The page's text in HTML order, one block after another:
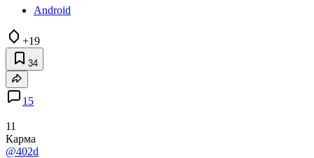
Android
+19
34
15
11
Карма
@402d